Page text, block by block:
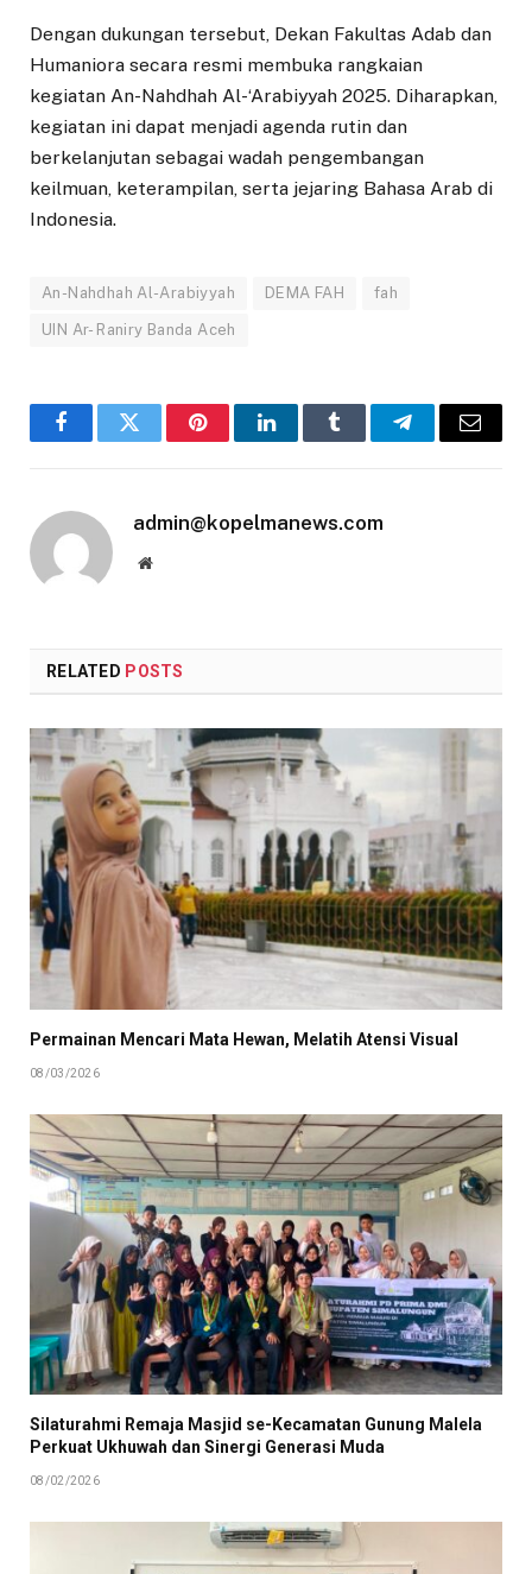
Dengan dukungan tersebut, Dekan Fakultas Adab dan
Humaniora secara resmi membuka rangkaian
kegiatan An-Nahdhah Al-‘Arabiyyah 2025. Diharapkan,
kegiatan ini dapat menjadi agenda rutin dan
berkelanjutan sebagai wadah pengembangan
keilmuan, keterampilan, serta jejaring Bahasa Arab di
Indonesia.
An-Nahdhah Al-Arabiyyah DEMA FAH fah
UIN Ar- Raniry Banda Aceh
FacebookTwitter PinterestLinkedInTumblr TelegramEmail
admin@kopelmanews.com
Website
RELATED POSTS
Permainan Mencari Mata Hewan, Melatih Atensi Visual
08/03/2026
Silaturahmi Remaja Masjid se-Kecamatan Gunung Malela
Perkuat Ukhuwah dan Sinergi Generasi Muda
08/02/2026